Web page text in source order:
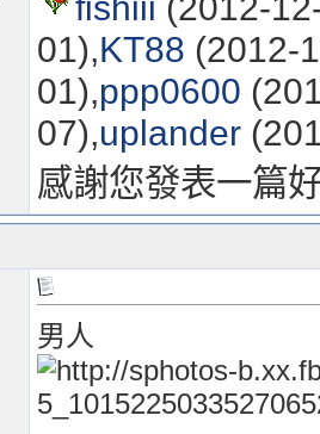
01),KT88 (2012-
01),ppp0600
07),uplander
感謝您發表一篇
男人